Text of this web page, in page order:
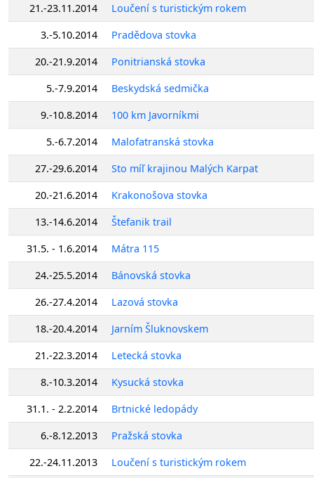
21.-23.11.2014
Loučení s turistickým rokem
3.-5.10.2014
Pradědova stovka
20.-21.9.2014
Ponitrianská stovka
5.-7.9.2014
Beskydská sedmička
9.-10.8.2014
100 km Javorníkmi
5.-6.7.2014
Malofatranská stovka
27.-29.6.2014
Sto míľ krajinou Malých Karpat
20.-21.6.2014
Krakonošova stovka
13.-14.6.2014
Štefanik trail
31.5. - 1.6.2014
Mátra 115
24.-25.5.2014
Bánovská stovka
26.-27.4.2014
Lazová stovka
18.-20.4.2014
Jarním Šluknovskem
21.-22.3.2014
Letecká stovka
8.-10.3.2014
Kysucká stovka
31.1. - 2.2.2014
Brtnické ledopády
6.-8.12.2013
Pražská stovka
22.-24.11.2013
Loučení s turistickým rokem